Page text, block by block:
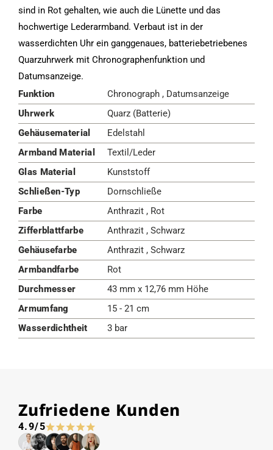
sind in Rot gehalten, wie auch die Lünette und das
hochwertige Lederarmband. Verbaut ist in der
wasserdichten Uhr ein ganggenaues, batteriebetriebenes
Quarzuhrwerk mit Chronographenfunktion und
Datumsanzeige.
Funktion
Chronograph , Datumsanzeige
Uhrwerk
Quarz (Batterie)
Gehäusematerial
Edelstahl
Armband Material
Textil/Leder
Glas Material
Kunststoff
Schließen-Typ
Dornschließe
Farbe
Anthrazit , Rot
Zifferblattfarbe
Anthrazit , Schwarz
Gehäusefarbe
Anthrazit , Schwarz
Armbandfarbe
Rot
Durchmesser
43 mm x 12,76 mm Höhe
Armumfang
15 - 21 cm
Wasserdichtheit
3 bar
Zufriedene Kunden
4.9/5